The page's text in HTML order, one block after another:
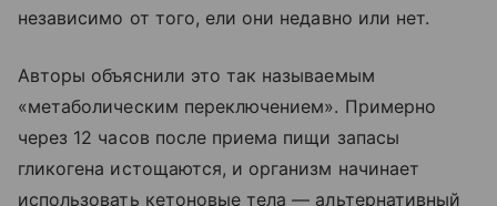
независимо от того, ели они недавно или нет.
Авторы объяснили это так называемым
«метаболическим переключением». Примерно
через 12 часов после приема пищи запасы
гликогена истощаются, и организм начинает
использовать кетоновые тела — альтернативный